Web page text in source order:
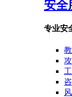
安全
专业安